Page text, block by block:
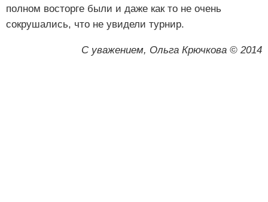
полном восторге были и даже как то не очень
сокрушались, что не увидели турнир.
С уважением, Ольга Крючкова © 2014